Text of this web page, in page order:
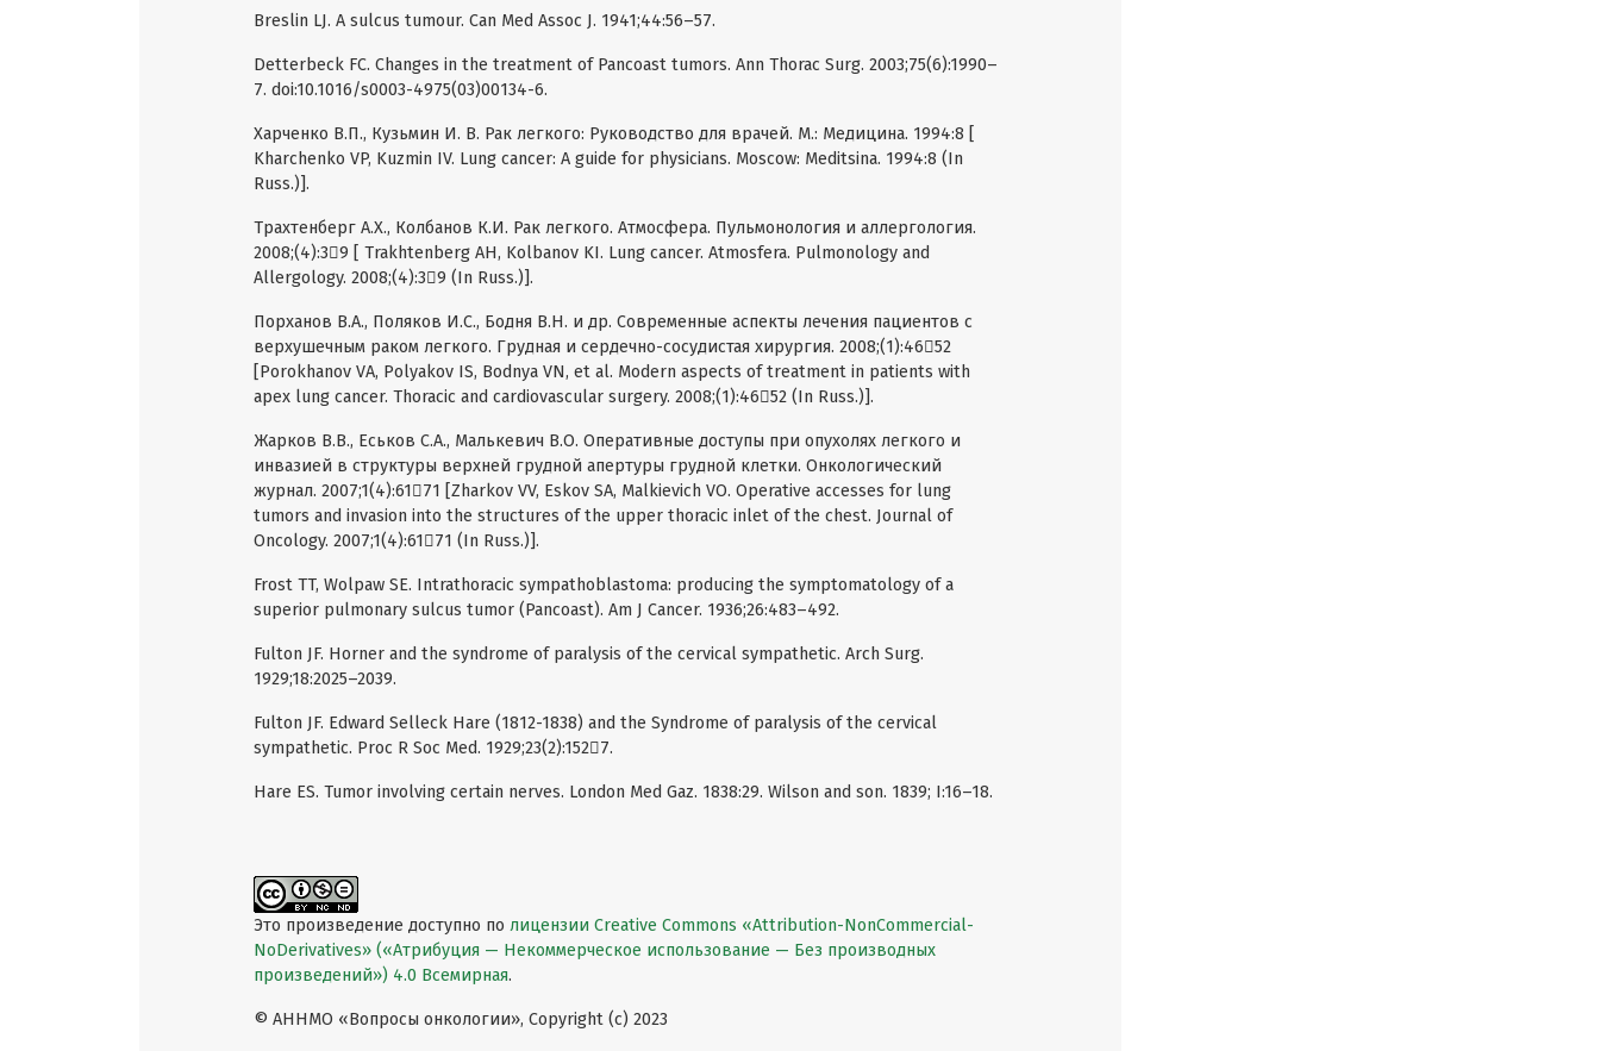
Breslin LJ. A sulcus tumour. Can Med Assoc J. 1941;44:56–57.
Detterbeck FC. Changes in the treatment of Pancoast tumors. Ann Thorac Surg. 2003;75(6):1990–
7. doi:10.1016/s0003-4975(03)00134-6.
Харченко В.П., Кузьмин И. В. Рак легкого: Руководство для врачей. М.: Медицина. 1994:8 [
Kharchenko VP, Kuzmin IV. Lung cancer: A guide for physicians. Moscow: Meditsina. 1994:8 (In
Russ.)].
Трахтенберг А.Х., Колбанов К.И. Рак легкого. Атмосфера. Пульмонология и аллергология.
2008;(4):39 [ Trakhtenberg AH, Kolbanov KI. Lung cancer. Atmosfera. Pulmonology and
Allergology. 2008;(4):39 (In Russ.)].
Порханов В.А., Поляков И.С., Бодня В.Н. и др. Современные аспекты лечения пациентов с
верхушечным раком легкого. Грудная и сердечно-сосудистая хирургия. 2008;(1):4652
[Porokhanov VA, Polyakov IS, Bodnya VN, et al. Modern aspects of treatment in patients with
apex lung cancer. Thoracic and cardiovascular surgery. 2008;(1):4652 (In Russ.)].
Жарков В.В., Еськов С.А., Малькевич В.О. Оперативные доступы при опухолях легкого и
инвазией в структуры верхней грудной апертуры грудной клетки. Онкологический
журнал. 2007;1(4):6171 [Zharkov VV, Eskov SA, Malkievich VO. Operative accesses for lung
tumors and invasion into the structures of the upper thoracic inlet of the chest. Journal of
Oncology. 2007;1(4):6171 (In Russ.)].
Frost TT, Wolpaw SE. Intrathoracic sympathoblastoma: producing the symptomatology of a
superior pulmonary sulcus tumor (Pancoast). Am J Cancer. 1936;26:483–492.
Fulton JF. Horner and the syndrome of paralysis of the cervical sympathetic. Arch Surg.
1929;18:2025–2039.
Fulton JF. Edward Selleck Hare (1812-1838) and the Syndrome of paralysis of the cervical
sympathetic. Proc R Soc Med. 1929;23(2):1527.
Hare ES. Tumor involving certain nerves. London Med Gaz. 1838:29. Wilson and son. 1839; I:16–18.
Это произведение доступно по лицензии Creative Commons «Attribution-NonCommercial-
NoDerivatives» («Атрибуция — Некоммерческое использование — Без производных
произведений») 4.0 Всемирная.
© АННМО «Вопросы онкологии», Copyright (c) 2023